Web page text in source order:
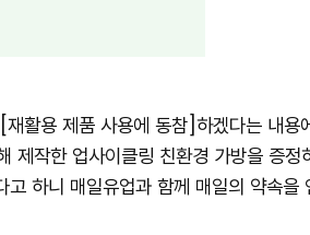
용 제품 사용에 동참]하겠다는 내용
작한 업사이클링 친환경 가방을 증
하니 매일유업과 함께 매일의 약속을